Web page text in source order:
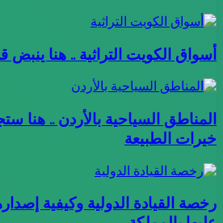
أسواق الكويت التراثية .. هنا ينبض
المناطق السياحية بالأردن .. هنا
خيرات الطبيعة
رخصة القيادة الدولية وكيفية